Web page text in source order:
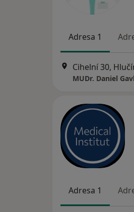
Adresa 1
Cihelní 30,
MUDr. Daniel
Adresa 1